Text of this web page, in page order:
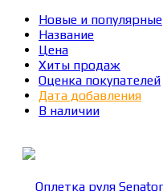
Новые и популярные
Название
Цена
Хиты продаж
Оценка покупателей
Дата добавления
В наличии